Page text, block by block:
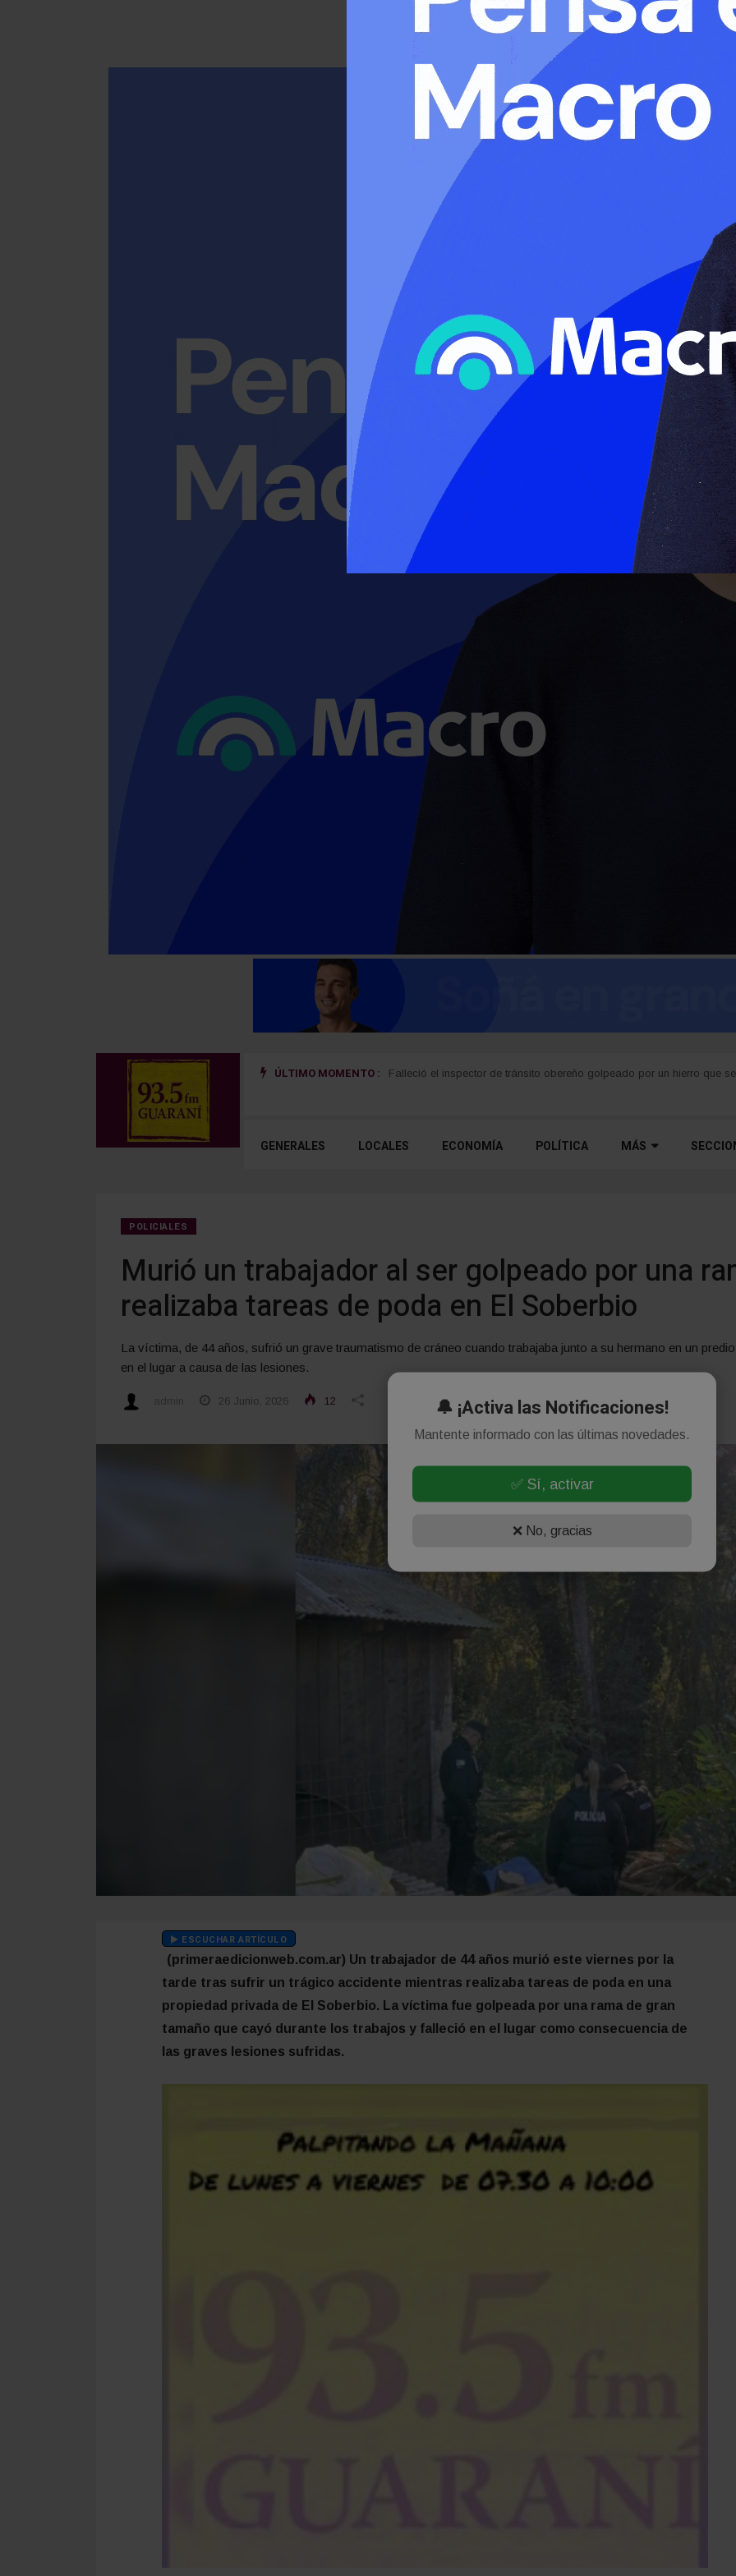
ÚLTIMO MOMENTO :
por un hierro que se desprendió de un camión Carlos Arce anticipó que votará en contra de la modificación de la
GENERALES LOCALES ECONOMÍA POLÍTICA MÁS
POLICIALES
Murió un trabajador al ser golpeado por una
realizaba tareas de poda en El Soberbio
La víctima, de 44 años, sufrió un grave traumatismo de cráneo cuando trabajaba junto a su hermano en un
en el lugar a causa de las lesiones.
26 Junio, 2026 12
ESCUCHAR ARTÍCULO
(primeraedicionweb.com.ar) Un trabajador de 44 años murió este viernes por la
tarde tras sufrir un trágico accidente mientras realizaba tareas de poda en una
propiedad privada de El Soberbio. La víctima fue golpeada por una rama de gran
tamaño que cayó durante los trabajos y falleció en el lugar como consecuencia de
las graves lesiones sufridas.
🔔 ¡Activa las Notificaciones!
Mantente informado con las últimas novedades.
✅ Sí, activar
❌ No, gracias